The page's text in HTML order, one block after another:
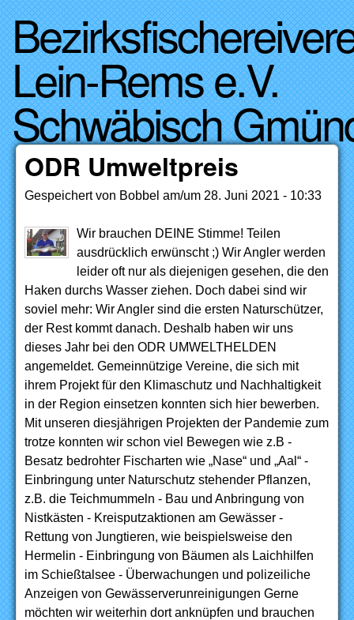
Direkt zum Inhalt
Lein-Rems e.V.
Schwäbisch
ODR Umweltpreis
Gespeichert von Bobbel am/um 28. Juni 2021 - 10:33
Wir brauchen DEINE Stimme! Teilen
ausdrücklich erwünscht ;) Wir Angler werden
leider oft nur als diejenigen gesehen, die den
Haken durchs Wasser ziehen. Doch dabei sind wir
soviel mehr: Wir Angler sind die ersten Naturschützer,
der Rest kommt danach. Deshalb haben wir uns
dieses Jahr bei den ODR UMWELTHELDEN
angemeldet. Gemeinnützige Vereine, die sich mit
ihrem Projekt für den Klimaschutz und Nachhaltigkeit
in der Region einsetzen konnten sich hier bewerben.
Mit unseren diesjährigen Projekten der Pandemie zum
trotze konnten wir schon viel Bewegen wie z.B -
Besatz bedrohter Fischarten wie „Nase“ und „Aal“ -
Einbringung unter Naturschutz stehender Pflanzen,
z.B. die Teichmummeln - Bau und Anbringung von
Nistkästen - Kreisputzaktionen am Gewässer -
Rettung von Jungtieren, wie beispielsweise den
Hermelin - Einbringung von Bäumen als Laichhilfen
im Schießtalsee - Überwachungen und polizeiliche
Anzeigen von Gewässerverunreinigungen Gerne
möchten wir weiterhin dort anknüpfen und brauchen